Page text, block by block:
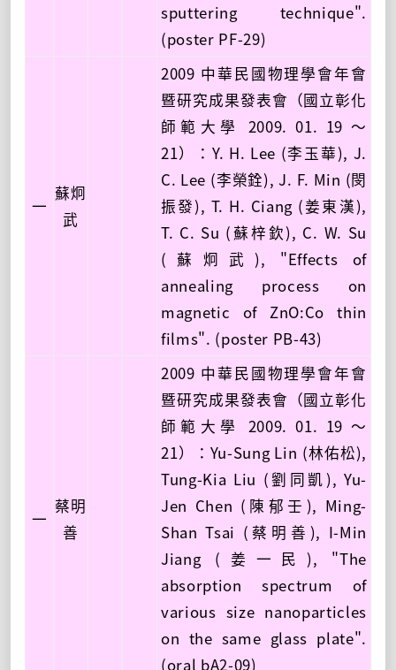
sputtering technique".
(poster PF-29)
一
蘇炯
武
2009 中華民國物理學會年會
暨研究成果發表會（國立彰化
師範大學 2009. 01. 19 ～
21）：Y. H. Lee (李玉華), J.
C. Lee (李榮銓), J. F. Min (閔
振發), T. H. Ciang (姜東漢),
T. C. Su (蘇梓欽), C. W. Su
(蘇炯武), "Effects of
annealing process on
magnetic of ZnO:Co thin
films". (poster PB-43)
一
蔡明
善
2009 中華民國物理學會年會
暨研究成果發表會（國立彰化
師範大學 2009. 01. 19 ～
21）：Yu-Sung Lin (林佑松),
Tung-Kia Liu (劉同凱), Yu-
Jen Chen (陳郁壬), Ming-
Shan Tsai (蔡明善), I-Min
Jiang (姜一民), "The
absorption spectrum of
various size nanoparticles
on the same glass plate".
(oral bA2-09)